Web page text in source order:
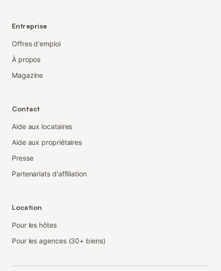
Entreprise
Offres d'emploi
À propos
Magazine
Contact
Aide aux locataires
Aide aux propriétaires
Presse
Partenariats d'affiliation
Location
Pour les hôtes
Pour les agences (30+ biens)